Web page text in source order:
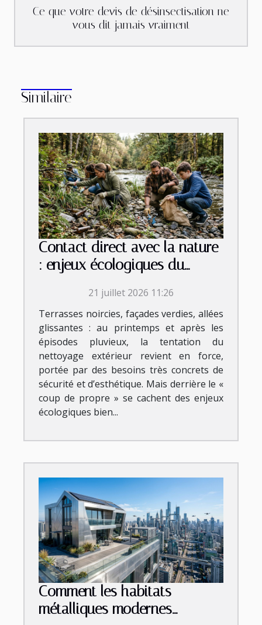
Ce que votre devis de désinsectisation ne
vous dit jamais vraiment
Similaire
Contact direct avec la nature
: enjeux écologiques du
21 juillet 2026 11:26
Terrasses noircies, façades verdies, allées
glissantes : au printemps et après les
épisodes pluvieux, la tentation du
nettoyage extérieur revient en force,
portée par des besoins très concrets de
sécurité et d’esthétique. Mais derrière le «
coup de propre » se cachent des enjeux
écologiques bien...
Comment les habitats
métalliques modernes